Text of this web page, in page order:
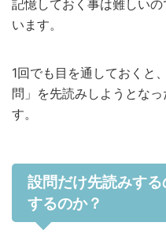
記憶しておく事は難しい
います。
1回でも目を通しておくと
問」を先読みしようとな
す。
設問だけ先読みす
するのか？